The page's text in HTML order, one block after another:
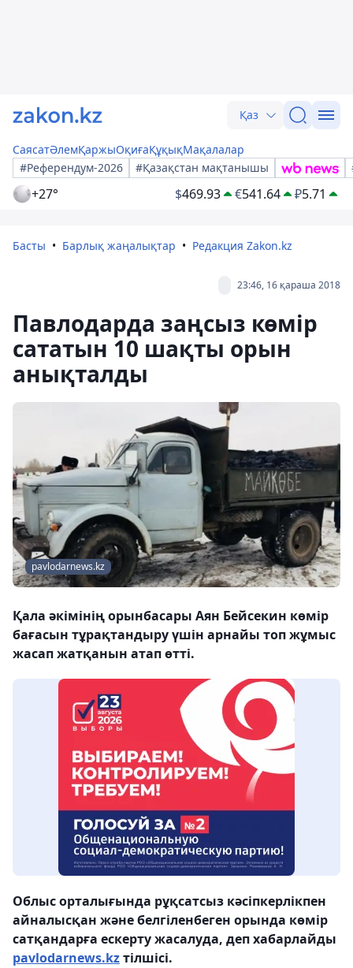
Қаз
СаясатӘлемҚаржыОқиғаҚұқықМақалалар
#Референдум-2026
#Қазақстан мақтанышы
+27° $469.93 €541.64 ₽5.71
Басты Барлық жаңалықтар Редакция Zakon.kz
23:46, 16 қараша 2018
Павлодарда заңсыз көмір
сататын 10 шақты орын
анықталды
pavlodarnews.kz
Қала әкімінің орынбасары Аян Бейсекин көмір
бағасын тұрақтандыру үшін арнайы топ жұмыс
жасап жатқанын атап өтті.
Облыс орталығында рұқсатсыз кәсіпкерлікпен
айналысқан және белгіленбеген орында көмір
сатқандарға ескерту жасалуда, деп хабарлайды
pavlodarnews.kzтілшісі.